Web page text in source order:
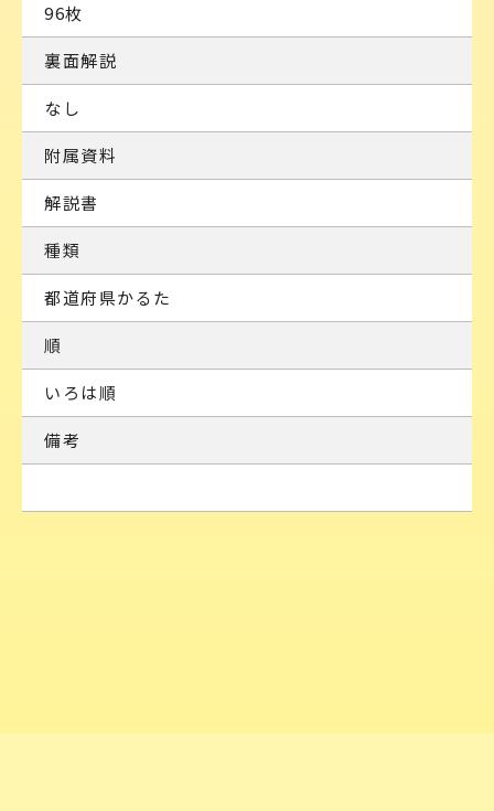
96枚
裏面解説
なし
附属資料
解説書
種類
都道府県かるた
順
いろは順
備考